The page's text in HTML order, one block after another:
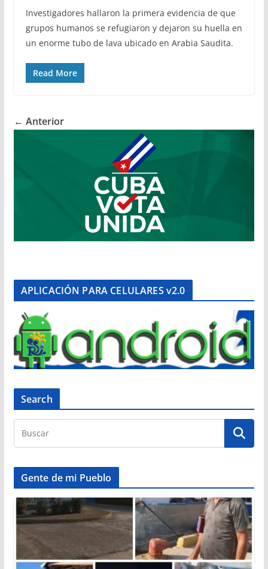
Investigadores hallaron la primera evidencia de que
grupos humanos se refugiaron y dejaron su huella en
un enorme tubo de lava ubicado en Arabia Saudita.
Read More
← Anterior
APLICACIÓN PARA CELULARES v2.0
Search
Gente de mi Pueblo